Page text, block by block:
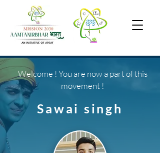
Sawai singh
Welcome ! You are now a part of this
movement !